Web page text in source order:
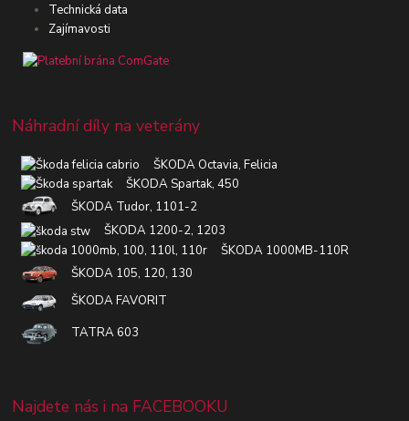
Technická data
Zajímavosti
Náhradní díly na veterány
ŠKODA Octavia, Felicia
ŠKODA Spartak, 450
ŠKODA Tudor, 1101-2
ŠKODA 1200-2, 1203
ŠKODA 1000MB-110R
ŠKODA 105, 120, 130
ŠKODA FAVORIT
TATRA 603
Najdete nás i na FACEBOOKU